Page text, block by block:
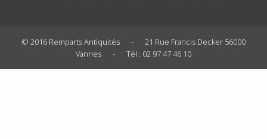
© 2016 Remparts Antiquités -
21 Rue Francis Decker 56000
Vannes
- Tél : 02 97 47 46 10